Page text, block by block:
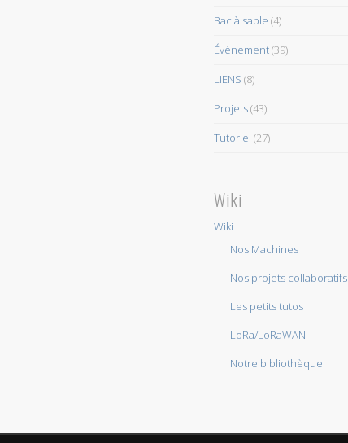
Bac à sable (4)
Évènement(39)
LIENS (8)
Projets(43)
Tutoriel (27)
Wiki
Wiki
Nos Machines
Nos projets collaboratifs
Les petits tutos
LoRa/LoRaWAN
Notre bibliothèque